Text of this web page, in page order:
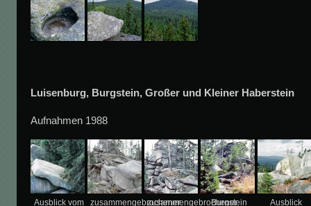
Luisenburg, Burgstein, Großer und Kleiner Haberstein
Aufnahmen 1988
Ausblick vom
zusammengebrochenerzusammengebrochener
Burgstein
Ausblick